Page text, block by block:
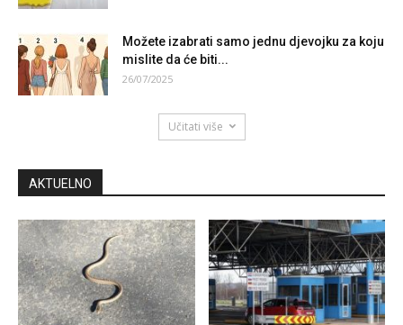
Možete izabrati samo jednu djevojku za koju
mislite da će biti...
26/07/2025
Učitati više
AKTUELNO